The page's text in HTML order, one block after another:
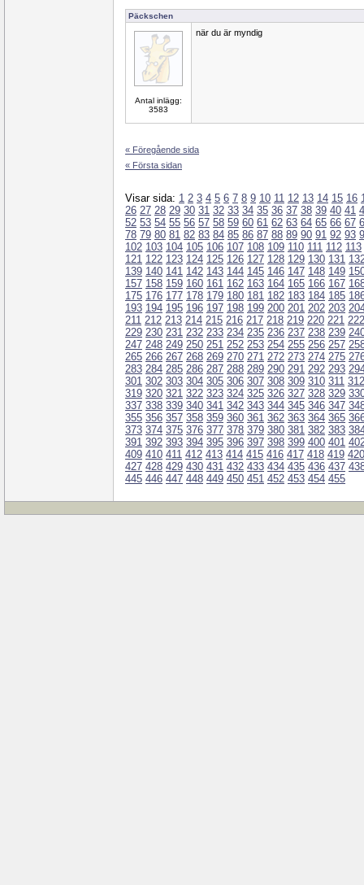
Päckschen
Antal inlägg:
3583
när du är myndig
« Föregående sida
« Första sidan
Visar sida: 1 2 3 4 5 6 7 8 9 10 11 12 13 14 15 16
26 27 28 29 30 31 32 33 34 35 36 37 38 39 40 41
52 53 54 55 56 57 58 59 60 61 62 63 64 65 66 67
78 79 80 81 82 83 84 85 86 87 88 89 90 91 92 93
102 103 104 105 106 107 108 109 110 111 112 113
121 122 123 124 125 126 127 128 129 130 131
139 140 141 142 143 144 145 146 147 148 149
157 158 159 160 161 162 163 164 165 166 167
175 176 177 178 179 180 181 182 183 184 185
193 194 195 196 197 198 199 200 201 202 203
211 212 213 214 215 216 217 218 219 220 221 222
229 230 231 232 233 234 235 236 237 238 239
247 248 249 250 251 252 253 254 255 256 257
265 266 267 268 269 270 271 272 273 274 275
283 284 285 286 287 288 289 290 291 292 293
301 302 303 304 305 306 307 308 309 310 311 312
319 320 321 322 323 324 325 326 327 328 329
337 338 339 340 341 342 343 344 345 346 347
355 356 357 358 359 360 361 362 363 364 365
373 374 375 376 377 378 379 380 381 382 383
391 392 393 394 395 396 397 398 399 400 401
409 410 411 412 413 414 415 416 417 418 419 420
427 428 429 430 431 432 433 434 435 436 437
445 446 447 448 449 450 451 452 453 454 455